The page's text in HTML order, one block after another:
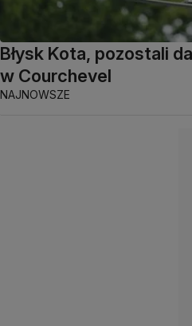
Błysk Kota, pozostali
w Courchevel
NAJNOWSZE